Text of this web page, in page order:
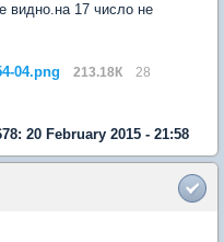
видно.на 17 число не
04.png
213.18К
28
20 February 2015 - 21:58